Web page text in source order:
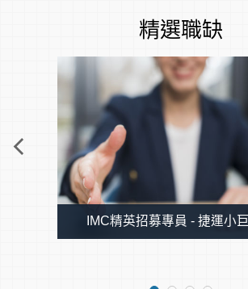
2.派遣員工出缺勤管理
4.協助主管會議口譯及文件翻譯
5.主管交辦事項
【 薪 資 福 利 】
※ 非業務職位，無業績壓力
固定月薪 (依學經歷核定)、二節禮金禮
(依績效)、
生日禮金、生日假、旅遊補助、旅遊假
精選職缺
IMC精英招募專員 - 捷運小